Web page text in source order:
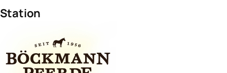
Station